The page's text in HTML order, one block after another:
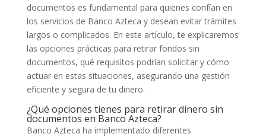
documentos es fundamental para quienes confían en
los servicios de Banco Azteca y desean evitar trámites
largos o complicados. En este artículo, te explicaremos
las opciones prácticas para retirar fondos sin
documentos, qué requisitos podrían solicitar y cómo
actuar en estas situaciones, asegurando una gestión
eficiente y segura de tu dinero.
¿Qué opciones tienes para retirar dinero sin
documentos en Banco Azteca?
Banco Azteca ha implementado diferentes